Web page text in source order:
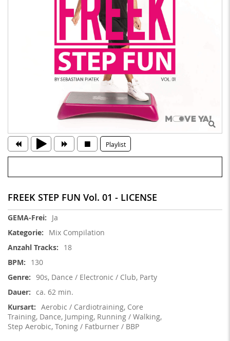
FREEK STEP FUN Vol. 01 - LICENSE
Weitere
Informationen
Ja
Mix Compilation
18
130
90s, Dance / Electronic / Club, Party
ca. 62 min.
Aerobic / Cardiotraining, Core
Training, Dance, Jumping, Running / Walking,
Step Aerobic, Toning / Fatburner / BBP
Playlist